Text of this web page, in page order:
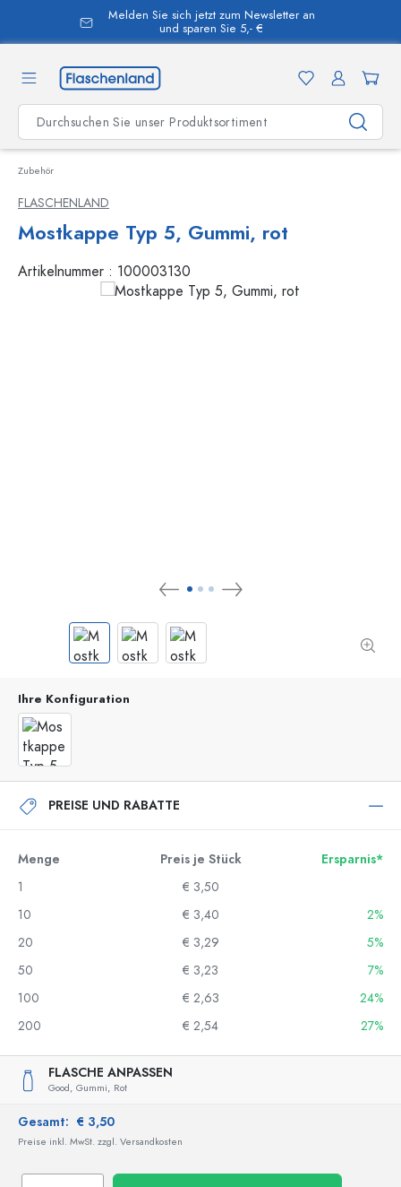
springen
Melden Sie sich jetzt zum Newsletter an
und sparen Sie 5,- €
Zubehör
FLASCHENLAND
Mostkappe Typ 5, Gummi, rot
Artikelnummer : 100003130
Ihre Konfiguration
PREISE UND RABATTE
Menge Preis je Stück
Ersparnis*
1
€ 3,50
10
€ 3,40
2%
20
€ 3,29
5%
50
€ 3,23
7%
100
€ 2,63
24%
200
€ 2,54 27%
FLASCHE ANPASSEN
Good, Gummi, Rot
Gesamt: € 3,50
Preise inkl. MwSt. zzgl. Versandkosten